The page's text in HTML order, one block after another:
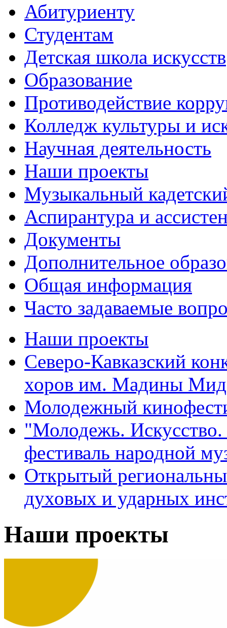
Абитуриенту
Студентам
Детская школа искусств
Образование
Противодействие
Колледж культуры и
Научная деятельность
Наши проекты
Музыкальный
Аспирантура и
Документы
Дополнительное
Общая информация
Часто задаваемые
Наши проекты
Северо-Кавказский
хоров им. Мадины
Молодежный
"Молодежь.
фестиваль народной
Открытый
духовых и ударных
Наши проекты